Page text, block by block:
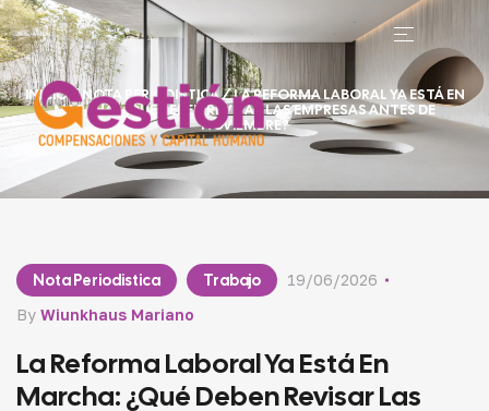
INICIO/NOTA PERIODISTICA/ LA REFORMA LABORAL YA ESTÁ EN
MARCHA: ¿QUÉ DEBEN REVISAR LAS EMPRESAS ANTES DE
NOVIEMBRE?
Nota Periodistica Trabajo
By Wiunkhaus Mariano
19/06/2026
La Reforma Laboral Ya Está En
Marcha: ¿qué Deben Revisar Las